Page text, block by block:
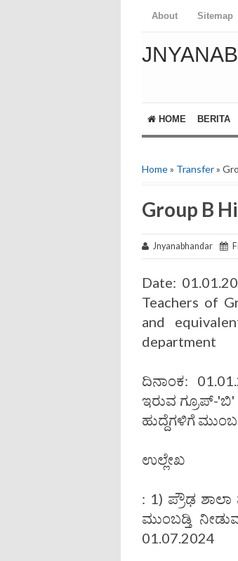
About Sitemap
HOME BERITA
Home» Transfer»
Group B
Jnyanabhandar
Date:
Teachers of
and
department
ದಿನಾಂಕ:
ಇರುವ ಗ್ರೂಪ್-'ಬಿ'
ಹುದ್ದೆಗಳಿಗೆ
ಉಲ್ಲೇಖ
: 1) ಪ್ರೌಢ ಶಾಲಾ
ಮುಂಬಡ್ತಿ
01.07.2024